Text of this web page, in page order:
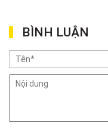
BÌNH LUẬN